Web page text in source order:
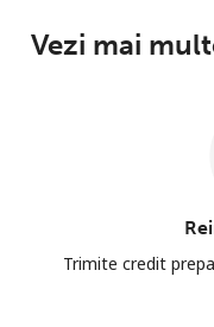
Vezi mai
Trimite credit